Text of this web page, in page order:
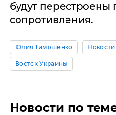
будут перестроены
сопротивления.
Юлия Тимошенко
Восток Украины
Новости по